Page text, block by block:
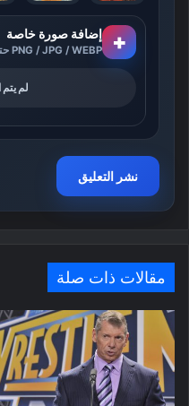
+ إضافة صورة خاصة
PNG / JPG / WEBP حتى 2MB
لم
مقالات ذات صلة